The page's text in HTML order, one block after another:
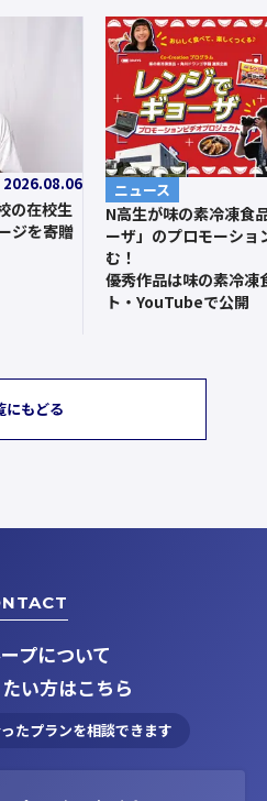
2026.08.06
の在校生
ジを寄贈
ニュース
N高生が味の素冷凍食
ーザ」のプロモーショ
む！
優秀作品は味の素冷凍
ト・YouTubeで公開
にもどる
プについて
い方はこちら
たプランを相談できます